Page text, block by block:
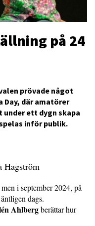
på 24
prövade något
Day, där amatörer
ett dygn skapa
inför publik.
Hagström
i september 2024, på
dags.
Ahlbergberättar hur